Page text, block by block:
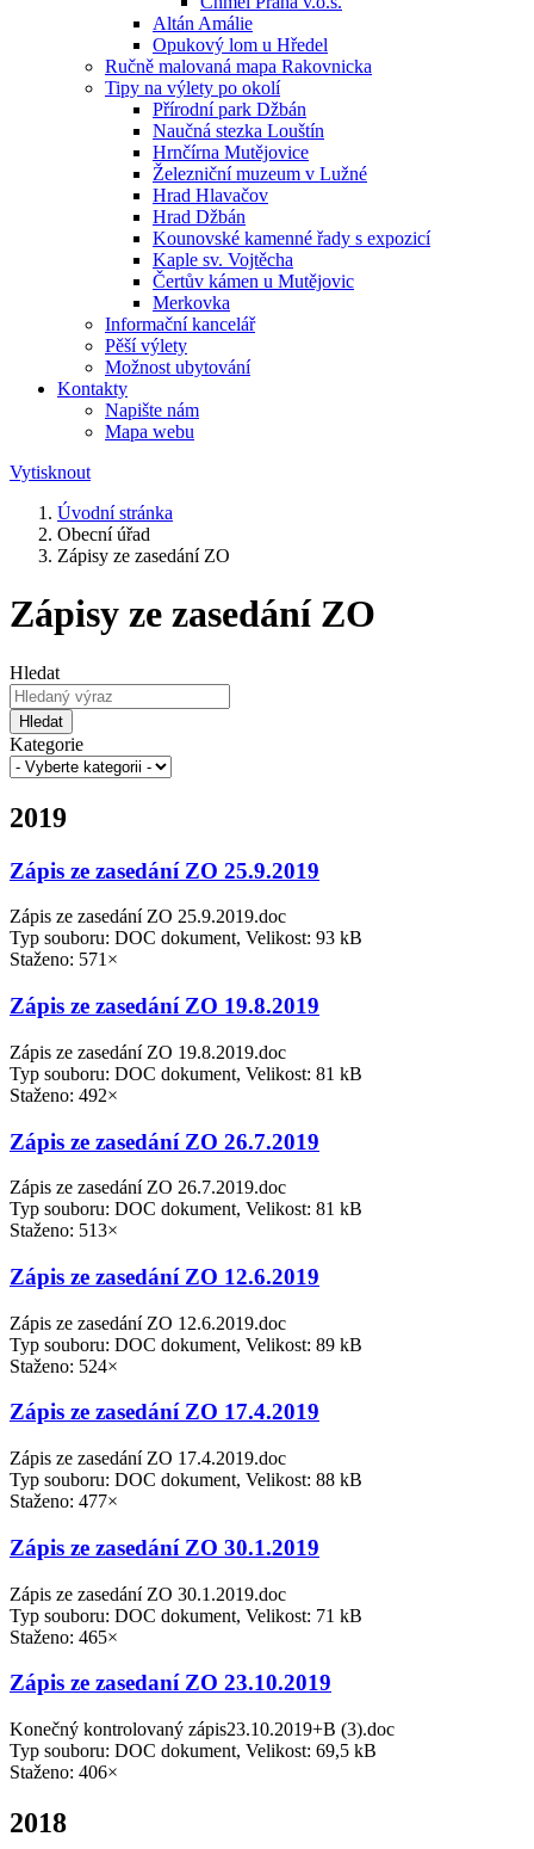
Altán Amálie
Opukový lom u Hředel
Ručně malovaná mapa Rakovnicka
Tipy na výlety po okolí
Přírodní park Džbán
Naučná stezka Louštín
Hrnčírna Mutějovice
Železniční muzeum v Lužné
Hrad Hlavačov
Hrad Džbán
Kounovské kamenné řady s expozicí
Kaple sv. Vojtěcha
Čertův kámen u Mutějovic
Merkovka
Informační kancelář
Pěší výlety
Možnost ubytování
Kontakty
Napište nám
Mapa webu
Vytisknout
Úvodní stránka
Obecní úřad
Zápisy ze zasedání ZO
Zápisy ze zasedání ZO
Hledat
Hledat
Kategorie
2019
Zápis ze zasedání ZO 25.9.2019
Zápis ze zasedání ZO 25.9.2019.doc
Typ souboru: DOC dokument, Velikost: 93 kB
Staženo: 571×
Zápis ze zasedání ZO 19.8.2019
Zápis ze zasedání ZO 19.8.2019.doc
Typ souboru: DOC dokument, Velikost: 81 kB
Staženo: 492×
Zápis ze zasedání ZO 26.7.2019
Zápis ze zasedání ZO 26.7.2019.doc
Typ souboru: DOC dokument, Velikost: 81 kB
Staženo: 513×
Zápis ze zasedání ZO 12.6.2019
Zápis ze zasedání ZO 12.6.2019.doc
Typ souboru: DOC dokument, Velikost: 89 kB
Staženo: 524×
Zápis ze zasedání ZO 17.4.2019
Zápis ze zasedání ZO 17.4.2019.doc
Typ souboru: DOC dokument, Velikost: 88 kB
Staženo: 477×
Zápis ze zasedání ZO 30.1.2019
Zápis ze zasedání ZO 30.1.2019.doc
Typ souboru: DOC dokument, Velikost: 71 kB
Staženo: 465×
Zápis ze zasedaní ZO 23.10.2019
Konečný kontrolovaný zápis23.10.2019+B (3).doc
Typ souboru: DOC dokument, Velikost: 69,5 kB
Staženo: 406×
2018